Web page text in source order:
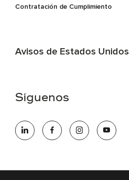
Contratación de Cumplimiento
Avisos de Estados Unidos
electrónico
oportunidades que se compromete
de trabajo diversa y a mantener una
Síguenos